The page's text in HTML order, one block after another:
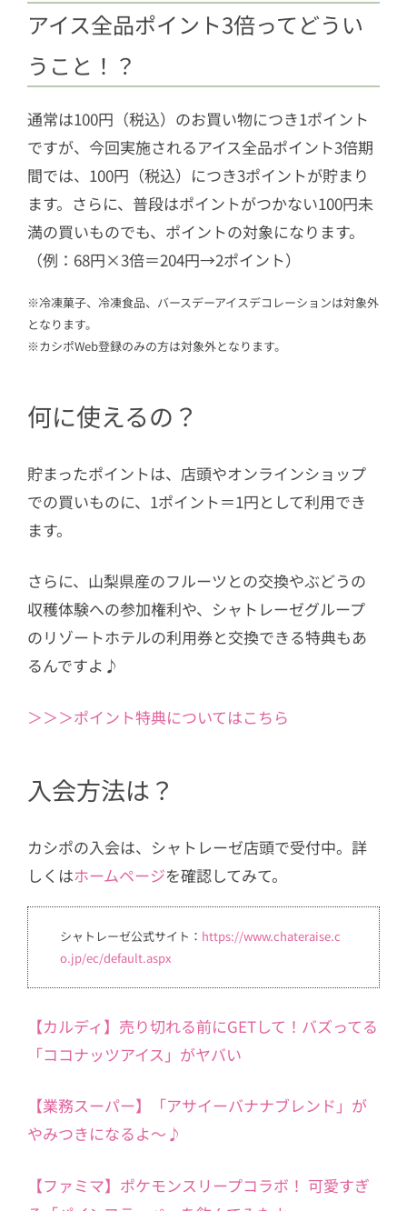
アイス全品ポイント3倍ってどうい
うこと！？
通常は100円（税込）のお買い物につき1ポイント
ですが、今回実施されるアイス全品ポイント3倍期
間では、100円（税込）につき3ポイントが貯まり
ます。さらに、普段はポイントがつかない100円未
満の買いものでも、ポイントの対象になります。
（例：68円×3倍＝204円→2ポイント）
※冷凍菓子、冷凍食品、バースデーアイスデコレーションは対象外
となります。
※カシポWeb登録のみの方は対象外となります。
何に使えるの？
貯まったポイントは、店頭やオンラインショップ
での買いものに、1ポイント＝1円として利用でき
ます。
さらに、山梨県産のフルーツとの交換やぶどうの
収穫体験への参加権利や、シャトレーゼグループ
のリゾートホテルの利用券と交換できる特典もあ
るんですよ♪
＞＞＞ポイント特典についてはこちら
入会方法は？
カシポの入会は、シャトレーゼ店頭で受付中。詳
しくはホームページを確認してみて。
シャトレーゼ公式サイト： https://www.chateraise.c
o.jp/ec/default.aspx
【カルディ】売り切れる前にGETして！バズってる
「ココナッツアイス」がヤバい
【業務スーパー】「アサイーバナナブレンド」が
やみつきになるよ〜♪
【ファミマ】ポケモンスリープコラボ！ 可愛すぎ